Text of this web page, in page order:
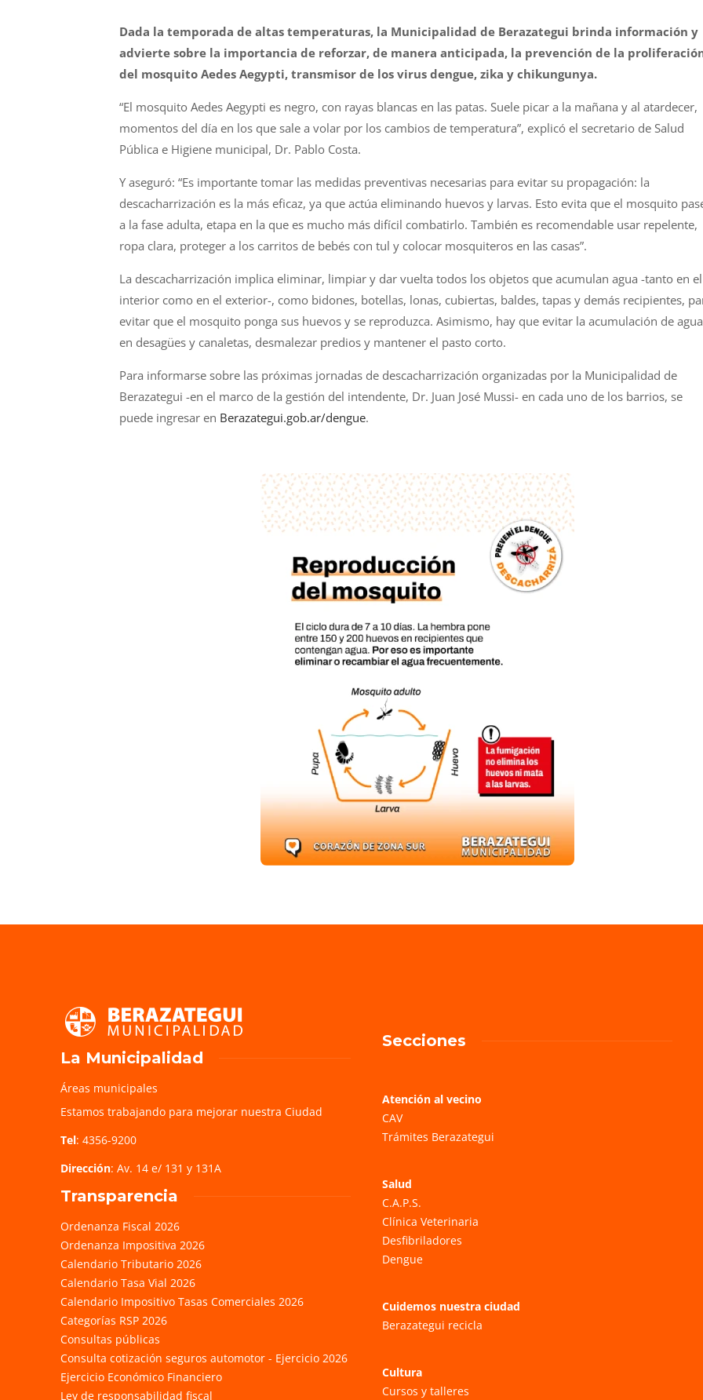
Dada la temporada de altas temperaturas, la Municipalidad de Berazategui brinda información y
advierte sobre la importancia de reforzar, de manera anticipada, la prevención de la
del mosquito Aedes Aegypti, transmisor de los virus dengue, zika y chikungunya.
“El mosquito Aedes Aegypti es negro, con rayas blancas en las patas. Suele picar a la mañana y al atardecer,
momentos del día en los que sale a volar por los cambios de temperatura”, explicó el secretario de Salud
Pública e Higiene municipal, Dr. Pablo Costa.
Y aseguró: “Es importante tomar las medidas preventivas necesarias para evitar su propagación: la
descacharrización es la más eficaz, ya que actúa eliminando huevos y larvas. Esto evita que el mosquito
a la fase adulta, etapa en la que es mucho más difícil combatirlo. También es recomendable usar repelente,
ropa clara, proteger a los carritos de bebés con tul y colocar mosquiteros en las casas”.
La descacharrización implica eliminar, limpiar y dar vuelta todos los objetos que acumulan agua -tanto en el
interior como en el exterior-, como bidones, botellas, lonas, cubiertas, baldes, tapas y demás recipientes,
evitar que el mosquito ponga sus huevos y se reproduzca. Asimismo, hay que evitar la acumulación de agua
en desagües y canaletas, desmalezar predios y mantener el pasto corto.
Para informarse sobre las próximas jornadas de descacharrización organizadas por la Municipalidad de
Berazategui -en el marco de la gestión del intendente, Dr. Juan José Mussi- en cada uno de los barrios, se
puede ingresar en Berazategui.gob.ar/dengue.
La Municipalidad
Áreas municipales
Estamos trabajando para mejorar nuestra Ciudad
Tel: 4356-9200
Dirección: Av. 14 e/ 131 y 131A
Transparencia
Ordenanza Fiscal 2026
Ordenanza Impositiva 2026
Calendario Tributario 2026
Calendario Tasa Vial 2026
Calendario Impositivo Tasas Comerciales 2026
Categorías RSP 2026
Consultas públicas
Consulta cotización seguros automotor - Ejercicio 2026
Ejercicio Económico Financiero
Ley de responsabilidad fiscal
Secciones
Atención al vecino
CAV
Trámites Berazategui
Salud
C.A.P.S.
Clínica Veterinaria
Desfibriladores
Dengue
Cuidemos nuestra ciudad
Berazategui recicla
Cultura
Cursos y talleres